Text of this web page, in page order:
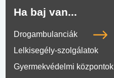
Ha baj van...
Drogambulanciák
Lelkisegély-szolgálatok
Gyermekvédelmi központok